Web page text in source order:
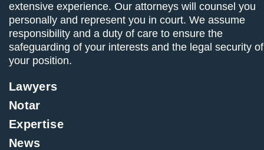
extensive experience. Our attorneys will counsel you
personally and represent you in court. We assume
responsibility and a duty of care to ensure the
safeguarding of your interests and the legal security of
your position.
Lawyers
Notar
Expertise
News